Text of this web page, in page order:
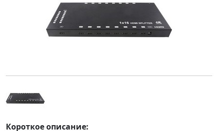
Короткое описание: